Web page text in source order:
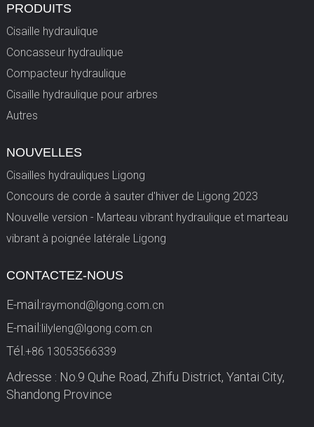
PRODUITS
Cisaille hydraulique
Concasseur hydraulique
Compacteur hydraulique
Cisaille hydraulique pour arbres
Autres
NOUVELLES
Cisailles hydrauliques Ligong
Concours de corde à sauter d'hiver de Ligong 2023
Nouvelle version - Marteau vibrant hydraulique et marteau
vibrant à poignée latérale Ligong
CONTACTEZ-NOUS
E-mail:raymond@lgong.com.cn
E-mail:lilyleng@lgong.com.cn
Tél. +86 13053566339
Adresse : No.9 Quhe Road, Zhifu District, Yantai City,
Shandong Province